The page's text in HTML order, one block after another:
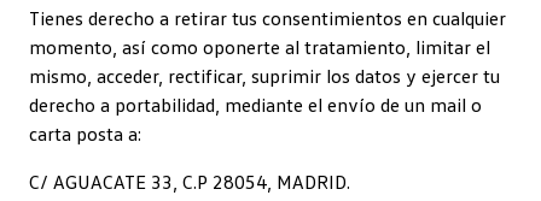
Tienes derecho a retirar tus consentimientos en cualquier
momento, así como oponerte al tratamiento, limitar el
mismo, acceder, rectificar, suprimir los datos y ejercer tu
derecho a portabilidad, mediante el envío de un mail o
carta posta a:
C/ AGUACATE 33, C.P 28054, MADRID.